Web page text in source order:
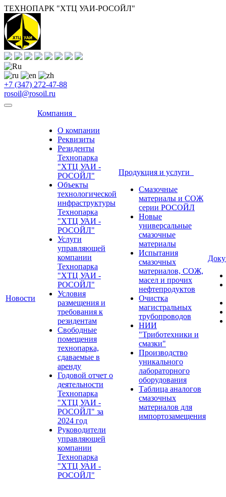
ТЕХНОПАРК "ХТЦ УАИ-РОСОЙЛ"
+7 (347) 272-47-88
rosoil@rosoil.ru
Новости
Компания
О компании
Реквизиты
Резиденты
Технопарка
"ХТЦ УАИ -
РОСОЙЛ"
Объекты
технологической
инфраструктуры
Технопарка
"ХТЦ УАИ -
РОСОЙЛ"
Услуги
управляющей
компании
Технопарка
"ХТЦ УАИ -
РОСОЙЛ"
Условия
размещения и
требования к
резидентам
Свободные
помещения
технопарка,
сдаваемые в
аренду
Годовой отчет о
деятельности
Технопарка
"ХТЦ УАИ -
РОСОЙЛ" за
2024 год
Руководители
управляющей
компании
Технопарка
"ХТЦ УАИ -
РОСОЙЛ"
Продукция и услуги
Смазочные
материалы и СОЖ
серии РОСОЙЛ
Новые
универсальные
смазочные
материалы
Испытания
смазочных
материалов, СОЖ,
масел и прочих
нефтепродуктов
Очистка
магистральных
трубопроводов
НИИ
"Триботехники и
смазки"
Производство
уникального
лабораторного
оборудования
Таблица аналогов
смазочных
материалов для
импортозамещения